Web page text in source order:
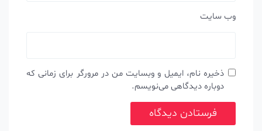
وب‌ سایت
ذخیره نام، ایمیل و وبسایت من در مرورگر برای زمانی که
دوباره دیدگاهی می‌نویسم.